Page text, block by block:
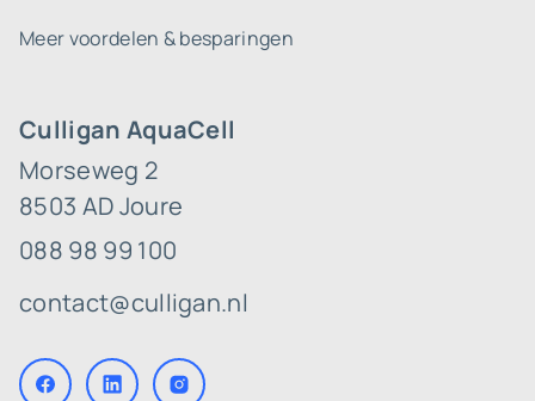
Culligan AquaCell
Morseweg 2
8503 AD Joure
088 98 99 100
contact@culligan.nl
Meer voordelen & besparingen